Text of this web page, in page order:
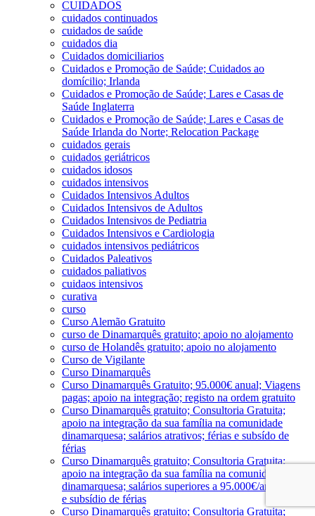
CUIDADOS
cuidados continuados
cuidados de saúde
cuidados dia
Cuidados domiciliarios
Cuidados e Promoção de Saúde; Cuidados ao
domícilio; Irlanda
Cuidados e Promoção de Saúde; Lares e Casas de
Saúde Inglaterra
Cuidados e Promoção de Saúde; Lares e Casas de
Saúde Irlanda do Norte; Relocation Package
cuidados gerais
cuidados geriátricos
cuidados idosos
cuidados intensivos
Cuidados Intensivos Adultos
Cuidados Intensivos de Adultos
Cuidados Intensivos de Pediatria
Cuidados Intensivos e Cardiologia
cuidados intensivos pediátricos
Cuidados Paleativos
cuidados paliativos
cuidaos intensivos
curativa
curso
Curso Alemão Gratuito
curso de Dinamarquês gratuito; apoio no alojamento
curso de Holandês gratuito; apoio no alojamento
Curso de Vigilante
Curso Dinamarquês
Curso Dinamarquês Gratuito; 95.000€ anual; Viagens
pagas; apoio na integração; registo na ordem gratuito
Curso Dinamarquês gratuito; Consultoria Gratuita;
apoio na integração da sua família na comunidade
dinamarquesa; salários atrativos; férias e subsído de
férias
Curso Dinamarquês gratuito; Consultoria Gratuita;
apoio na integração da sua família na comunidade
dinamarquesa; salários superiores a 95.000€/ano; férias
e subsídio de férias
Curso Dinamarquês gratuito; Consultoria Gratuita;